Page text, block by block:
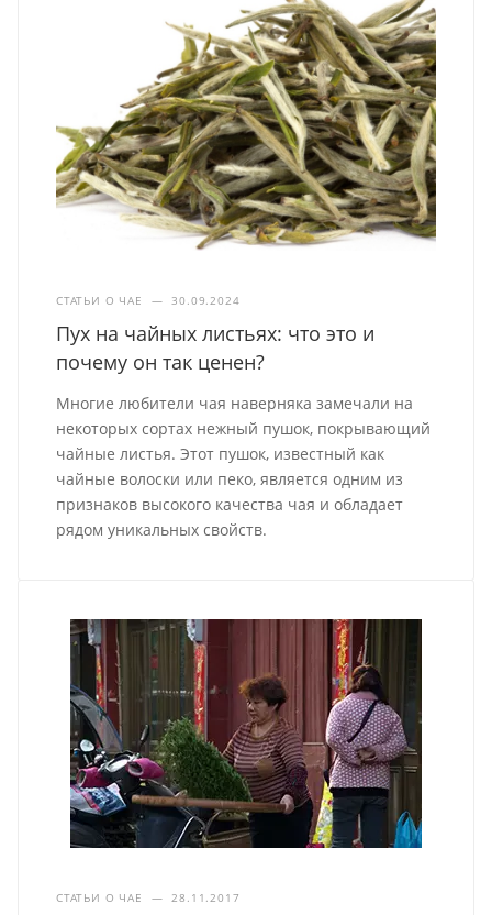
СТАТЬИ О ЧАЕ — 30.09.2024
Пух на чайных листьях: что это и
почему он так ценен?
Многие любители чая наверняка замечали на
некоторых сортах нежный пушок, покрывающий
чайные листья. Этот пушок, известный как
чайные волоски или пеко, является одним из
признаков высокого качества чая и обладает
рядом уникальных свойств.
СТАТЬИ О ЧАЕ — 28.11.2017